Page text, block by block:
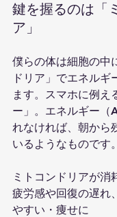
鍵を握るのは「
ア」
僕らの体は細胞の中
ドリア」でエネルギ
ます。スマホに例え
ー」。エネルギー（
れなければ、朝から
いるようなものです。
ミトコンドリアが消
疲労感や回復の遅れ
やすい・痩せに